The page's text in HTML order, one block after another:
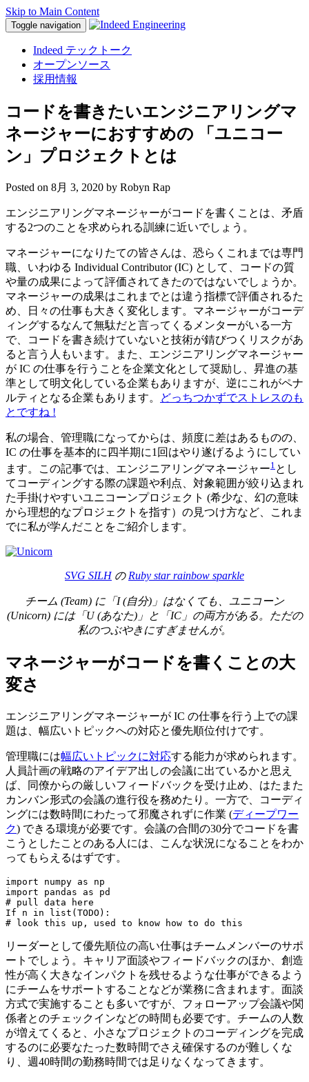
Skip to Main Content
Toggle navigation
Indeed テックトーク
オープンソース
採用情報
コードを書きたいエンジニアリングマ
ネージャーにおすすめの 「ユニコー
ン」プロジェクトとは
Posted on 8月 3, 2020 by Robyn Rap
エンジニアリングマネージャーがコードを書くことは、矛盾
する2つのことを求められる訓練に近いでしょう。
マネージャーになりたての皆さんは、恐らくこれまでは専門
職、いわゆる Individual Contributor (IC) として、コードの質
や量の成果によって評価されてきたのではないでしょうか。
マネージャーの成果はこれまでとは違う指標で評価されるた
め、日々の仕事も大きく変化します。マネージャーがコーデ
ィングするなんて無駄だと言ってくるメンターがいる一方
で、コードを書き続けていないと技術が錆びつくリスクがあ
ると言う人もいます。また、エンジニアリングマネージャー
が IC の仕事を行うことを企業文化として奨励し、昇進の基
準として明文化している企業もありますが、逆にこれがペナ
ルティとなる企業もあります。
どっちつかずでストレスのも
とですね !
私の場合、管理職になってからは、頻度に差はあるものの、
IC の仕事を基本的に四半期に1回はやり遂げるようにしてい
ます。この記事では、エンジニアリングマネージャー1 とし
てコーディングする際の課題や利点、対象範囲が絞り込まれ
た手掛けやすいユニコーンプロジェクト (希少な、幻の意味
から理想的なプロジェクトを指す）の見つけ方など、これま
でに私が学んだことをご紹介します。
SVG SILH の Ruby star rainbow sparkle
チーム (Team) に「I (自分)」はなくても、ユニコーン
(Unicorn) には「U (あなた)」と「IC」の両方がある。ただの
私のつぶやきにすぎませんが。
マネージャーがコードを書くことの大
変さ
エンジニアリングマネージャーが IC の仕事を行う上での課
題は、幅広いトピックへの対応と優先順位付けです。
管理職には幅広いトピックに対応する能力が求められます。
人員計画の戦略のアイデア出しの会議に出ているかと思え
ば、同僚からの厳しいフィードバックを受け止め、はたまた
カンバン形式の会議の進行役を務めたり。一方で、コーディ
ングには数時間にわたって邪魔されずに作業 (ディープワー
ク) できる環境が必要です。会議の合間の30分でコードを書
こうとしたことのある人には、こんな状況になることをわか
ってもらえるはずです。
import numpy as np
import pandas as pd
# pull data here
If n in list(TODO):
# look this up, used to know how to do this
リーダーとして優先順位の高い仕事はチームメンバーのサポ
ートでしょう。キャリア面談やフィードバックのほか、創造
性が高く大きなインパクトを残せるような仕事ができるよう
にチームをサポートすることなどが業務に含まれます。面談
方式で実施することも多いですが、フォローアップ会議や関
係者とのチェックインなどの時間も必要です。チームの人数
が増えてくると、小さなプロジェクトのコーディングを完成
するのに必要なたった数時間でさえ確保するのが難しくな
り、週40時間の勤務時間では足りなくなってきます。